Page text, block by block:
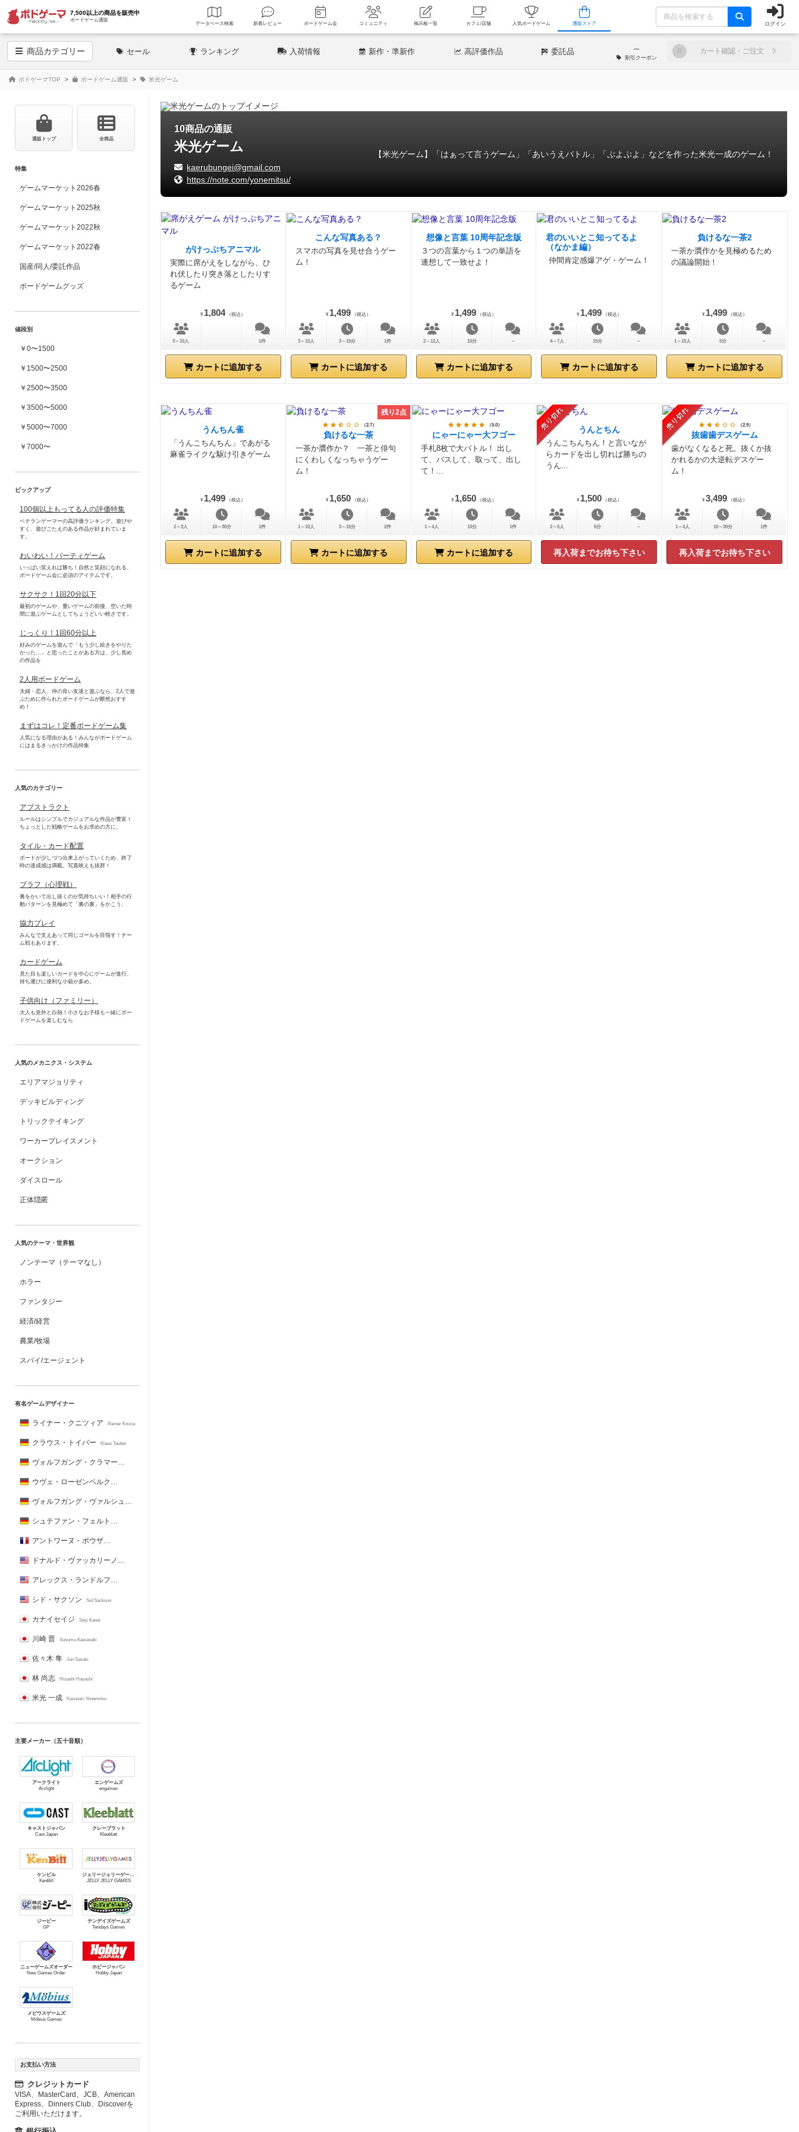
7,500以上の商品を販売中
ボードゲーム通販
データベース 検索 新着レビュー ボードゲーム会 コミュニティ 掲示板一覧 カフェ/店舗 人気ボードゲーム 通販ストア ログイン
商品カテゴリー セール ランキング 入荷情報 新作 ・準新作 高評価作品 委託品 ─
割引 クーポン
0 カート確認・ご注文
ボドゲーマTOP ボードゲーム通販 米光ゲーム
10商品の通販
米光ゲーム
kaerubungei@gmail.com
https://note.com/yonemitsu/
【米光ゲーム】「はぁって言うゲーム」「あいうえバトル」「ぷよぷよ」などを作った米光一成のゲーム！
がけっぷちアニマル
実際に席がえをしながら、ひ
れ伏したり突き落としたりす
るゲーム
¥ 1,804 （税込）
3～10人 1件
カートに追加する
こんな写真ある？
スマホの写真を見せ合うゲー
ム！
¥ 1,499 （税込）
3～10人 3～15分 1件
カートに追加する
想像と言葉 10周年記念版
３つの言葉から１つの単語を
連想して一致せよ！
¥ 1,499 （税込）
2～12人 15分 －
カートに追加する
君のいいとこ知ってるよ
（なかま編）
仲間肯定感爆アゲ・ゲーム！
¥ 1,499 （税込）
4～7人 15分 －
カートに追加する
負けるな一茶2
一茶か贋作かを見極めるため
の議論開始！
¥ 1,499 （税込）
1～10人 5分 －
カートに追加する
うんちん雀
「うんこちんちん」であがる
麻雀ライクな駆け引きゲーム
¥ 1,499 （税込）
2～3人 10～30分 1件
カートに追加する
残り2点
（2.7）
負けるな一茶
一茶か贋作か？ 一茶と俳句
にくわしくなっちゃうゲー
ム！
¥ 1,650 （税込）
1～10人 3～15分 2件
カートに追加する
（5.0）
にゃーにゃー大フゴー
手札8枚で大バトル！ 出し
て、パスして、取って、出し
て！...
¥ 1,650 （税込）
1～4人 10分 1件
カートに追加する
売り切れ
うんとちん
うんこちんちん！と言いなが
らカードを出し切れば勝ちの
うん...
¥ 1,500 （税込）
2～6人 5分 －
再入荷までお待ち下さい
売り切れ （2.9）
抜歯歯デスゲーム
歯がなくなると死。抜くか抜
かれるかの大逆転デスゲー
ム！
¥ 3,499 （税込）
1～4人 10～30分 1件
再入荷までお待ち下さい
通販トップ 全商品
特集
ゲームマーケット2026春
ゲームマーケット2025秋
ゲームマーケット2022秋
ゲームマーケット2022春
国産/同人/委託作品
ボードゲームグッズ
値段別
￥0〜1500
￥1500〜2500
￥2500〜3500
￥3500〜5000
￥5000〜7000
￥7000〜
ピックアップ
100個以上もってる人の評価特集
ベテランゲーマーの高評価ランキング。遊びや
すく、遊びごたえのある作品が好まれていま
す。
わいわい！パーティゲーム
いっぱい笑えれば勝ち！自然と笑顔になれる、
ボードゲーム会に必須のアイテムです。
サクサク！1回20分以下
最初のゲームや、重いゲームの前後、空いた時
間に遊ぶゲームとしてちょうどいい軽さです。
じっくり！1回60分以上
好みのゲームを遊んで「もう少し続きをやりた
かった…」と思ったことがある方は、少し長め
の作品を
2人用ボードゲーム
夫婦・恋人、仲の良い友達と遊ぶなら、2人で遊
ぶために作られたボードゲームが断然おすす
め！
まずはコレ！定番ボードゲーム集
人気になる理由がある！みんながボードゲーム
にはまるきっかけの作品特集
人気のカテゴリー
アブストラクト
ルールはシンプルでカジュアルな作品が豊富！
ちょっとした戦略ゲームをお求めの方に。
タイル・カード配置
ボードが少しづつ出来上がっていくため、終了
時の達成感は満載。写真映えも抜群！
ブラフ（心理戦）
裏をかいて出し抜くのが気持ちいい！相手の行
動パターンを見極めて「裏の裏」をかこう。
協力プレイ
みんなで支えあって同じゴールを目指す！チー
ム戦もあります。
カードゲーム
見た目も楽しいカードを中心にゲームが進行。
持ち運びに便利な小箱が多め。
子供向け（ファミリー）
大人も意外と白熱！小さなお子様も一緒にボー
ドゲームを楽しむなら
人気のメカニクス・システム
エリアマジョリティ
デッキビルディング
トリックテイキング
ワーカープレイスメント
オークション
ダイスロール
正体隠匿
人気のテーマ・世界観
ノンテーマ（テーマなし）
ホラー
ファンタジー
経済/経営
農業/牧場
スパイ/エージェント
有名ゲームデザイナー
ライナー・クニツィア Reiner Knizia
クラウス・トイバー Klaus Teuber
ヴォルフガング・クラマー Wolfgang Kramer
ウヴェ・ローゼンベルク Uwe Rosenberg
ヴォルフガング・ヴァルシュ Wolfgang Warsch
シュテファン・フェルト Stefan Feld
アントワーヌ・ボウザ Antoine Bauza
ドナルド・ヴァッカリーノ Donald X. Vaccarino
アレックス・ランドルフ Alex Randolph
シド・サクソン Sid Sackson
カナイセイジ Seiji Kanai
川崎 晋 Susumu Kawasaki
佐々木 隼 Jun Sasaki
林 尚志 Hisashi Hayashi
米光 一成 Kazunari Yonemitsu
主要メーカー（五十音順）
アークライト
Arclight
エンゲームズ
engames
キャストジャパン
Cast Japan
クレーブラット
Kleeblatt
ケンビル
KenBill
ジェリージェリーゲームズ
JELLY JELLY GAMES
ジーピー
GP
テンデイズゲームズ
Tendays Games
ニューゲームズオーダー
New Games Order
ホビージャパン
Hobby Japan
メビウスゲームズ
Möbius Games
お支払い方法
クレジットカード
VISA、MasterCard、JCB、American
Express、Dinners Club、Discoverを
ご利用いただけます。